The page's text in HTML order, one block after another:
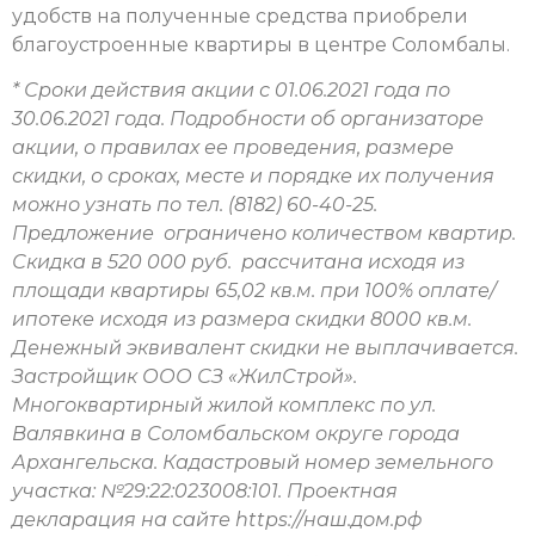
удобств на полученные средства приобрели
благоустроенные квартиры в центре Соломбалы.
* Сроки действия акции с 01.06.2021 года по
30.06.2021 года. Подробности об организаторе
акции, о правилах ее проведения, размере
скидки, о сроках, месте и порядке их получения
можно узнать по тел. (8182) 60-40-25.
Предложение ограничено количеством квартир.
Скидка в 520 000 руб. рассчитана исходя из
площади квартиры 65,02 кв.м. при 100% оплате/
ипотеке исходя из размера скидки 8000 кв.м.
Денежный эквивалент скидки не выплачивается.
Застройщик ООО СЗ «ЖилСтрой».
Многоквартирный жилой комплекс по ул.
Валявкина в Соломбальском округе города
Архангельска. Кадастровый номер земельного
участка: №29:22:023008:101. Проектная
декларация на сайте https://наш.дом.рф